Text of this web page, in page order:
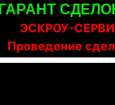
ЭСКРОУ-
Проведение
расчетов
ГАРАНТ